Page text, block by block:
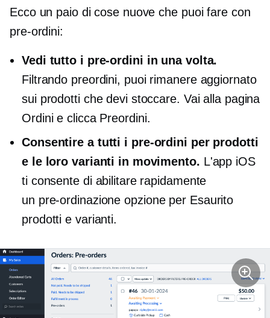
Ecco un paio di cose nuove che puoi fare con
pre-ordini:
Vedi tutto i pre-ordini in una volta.
Filtrando preordini, puoi rimanere aggiornato
sui prodotti che devi stoccare. Vai alla pagina
Ordini e clicca Preordini.
Consentire a tutti i pre-ordini per prodotti
e le loro varianti in movimento. L'app iOS
ti consente di abilitare rapidamente
un pre-ordinazione opzione per Esaurito
prodotti e varianti.